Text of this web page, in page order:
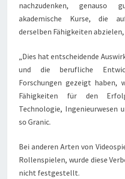
nachzudenken, genauso
akademische Kurse, die
derselben Fähigkeiten
„Dies hat entscheidende
und die berufliche
Forschungen gezeigt haben,
Fähigkeiten für den
Technologie, Ingenieurwesen
so Granic.
Bei anderen Arten von
Rollenspielen, wurde diese
nicht festgestellt.